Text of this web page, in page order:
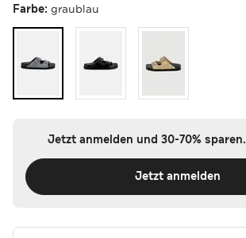
Farbe: graublau
Jetzt anmelden und 30-70% sparen.
Jetzt anmelden